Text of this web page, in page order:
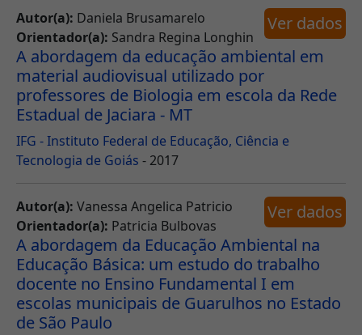
Autor(a): Daniela Brusamarelo
Orientador(a): Sandra Regina Longhin
A abordagem da educação ambiental em
material audiovisual utilizado por
professores de Biologia em escola da Rede
Estadual de Jaciara - MT
IFG - Instituto Federal de Educação, Ciência e
Tecnologia de Goiás - 2017
Ver dados
Autor(a): Vanessa Angelica Patricio
Orientador(a): Patricia Bulbovas
A abordagem da Educação Ambiental na
Educação Básica: um estudo do trabalho
docente no Ensino Fundamental I em
escolas municipais de Guarulhos no Estado
de São Paulo
Ver dados